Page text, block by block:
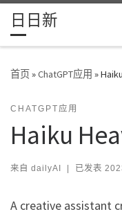
Skip to content
日日新
首页»ChatGPT应用 »
CHATGPT应用
Haiku
来自 dailyAI | 已发表
A creative assistant